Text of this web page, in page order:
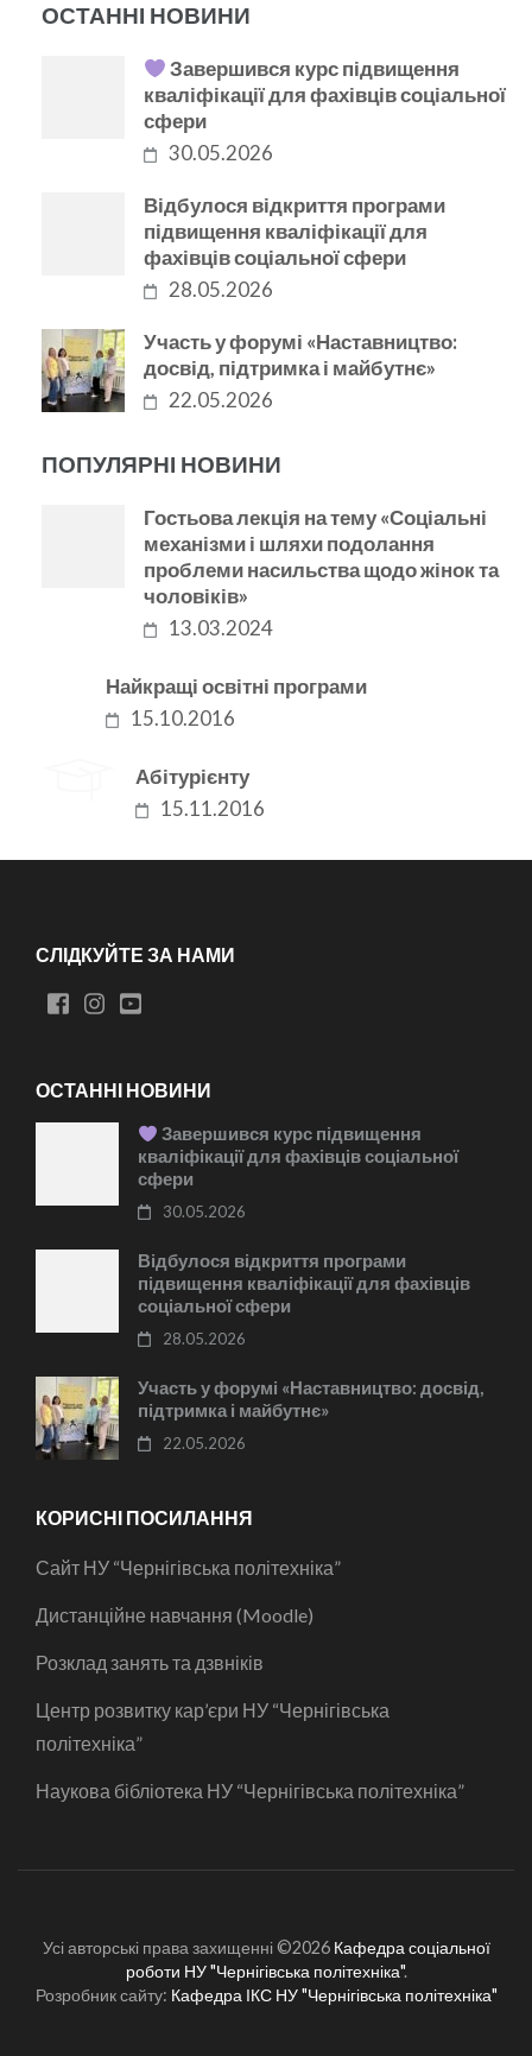
ОСТАННІ НОВИНИ
Завершився курс підвищення
кваліфікації для фахівців соціальної
сфери
30.05.2026
Відбулося відкриття програми
підвищення кваліфікації для
фахівців соціальної сфери
28.05.2026
Участь у форумі «Наставництво:
досвід, підтримка і майбутнє»
22.05.2026
ПОПУЛЯРНІ НОВИНИ
Гостьова лекція на тему «Соціальні
механізми і шляхи подолання
проблеми насильства щодо жінок та
чоловіків»
13.03.2024
Найкращі освітні програми
15.10.2016
Абітурієнту
15.11.2016
СЛІДКУЙТЕ ЗА НАМИ
ОСТАННІ НОВИНИ
Завершився курс підвищення
кваліфікації для фахівців соціальної
сфери
30.05.2026
Відбулося відкриття програми
підвищення кваліфікації для фахівців
соціальної сфери
28.05.2026
Участь у форумі «Наставництво: досвід,
підтримка і майбутнє»
22.05.2026
КОРИСНІ ПОСИЛАННЯ
Сайт НУ “Чернігівська політехніка”
Дистанційне навчання (Moodle)
Розклад занять та дзвніків
Центр розвитку кар’єри НУ “Чернігівська
політехніка”
Наукова бібліотека НУ “Чернігівська політехніка”
Усі авторські права захищенні ©2026 Кафедра соціальної
роботи НУ "Чернігівська політехніка".
Розробник сайту: Кафедра ІКС НУ "Чернігівська політехніка"